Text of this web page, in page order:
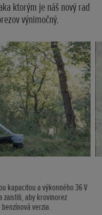
ktorým je náš nový rad
výnimočný.
kapacitou a výkonného 36 V
zaistili, aby krovinorez
verzia.